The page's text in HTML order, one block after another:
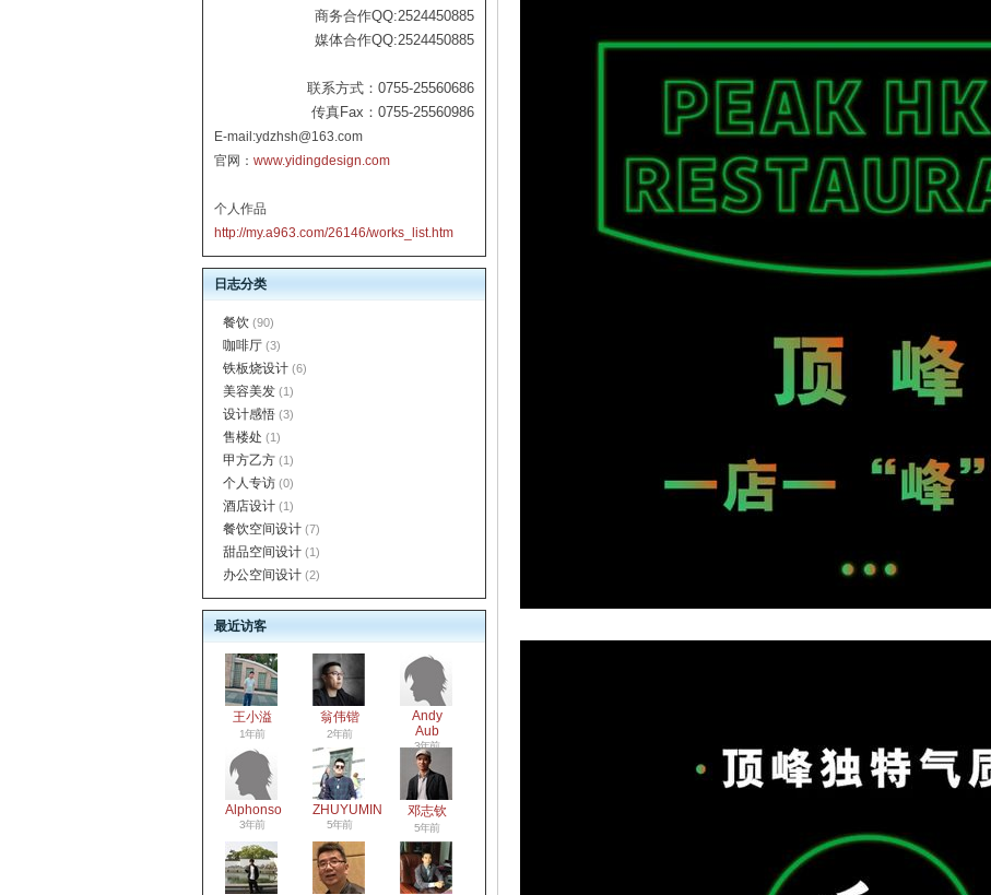
商务合作QQ:2524450885
媒体合作QQ:2524450885
联系方式：0755-25560686
传真Fax：0755-25560986
E-mail:ydzhsh@163.com
官网： www.yidingdesign.com
个人作品
http://my.a963.com/26146/works_list.htm
日志分类
餐饮 (90)
咖啡厅 (3)
铁板烧设计 (6)
美容美发 (1)
设计感悟 (3)
售楼处 (1)
甲方乙方 (1)
个人专访 (0)
酒店设计 (1)
餐饮空间设计 (7)
甜品空间设计 (1)
办公空间设计 (2)
最近访客
王小溢
1年前
翁伟锴
2年前
Andy
Aub
3年前
Alphonso
3年前
ZHUYUMIN
5年前
邓志钦
5年前